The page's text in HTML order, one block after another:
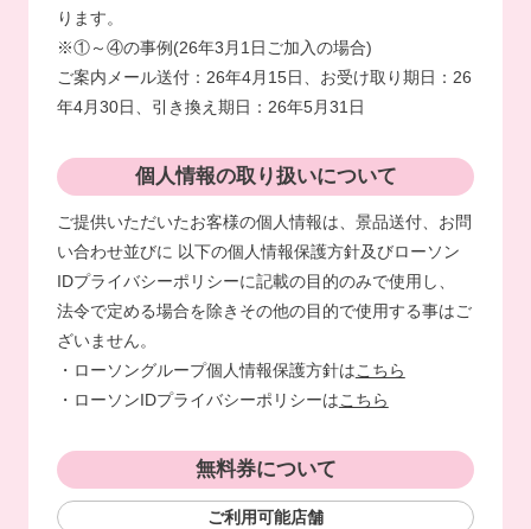
ります。
※①～④の事例(26年3月1日ご加入の場合)
ご案内メール送付：26年4月15日、お受け取り期日：26
年4月30日、引き換え期日：26年5月31日
個人情報の取り扱いについて
ご提供いただいたお客様の個人情報は、景品送付、お問
い合わせ並びに 以下の個人情報保護方針及びローソン
IDプライバシーポリシーに記載の目的のみで使用し、
法令で定める場合を除きその他の目的で使用する事はご
ざいません。
・ローソングループ個人情報保護方針はこちら
・ローソンIDプライバシーポリシーはこちら
無料券について
ご利用可能店舗